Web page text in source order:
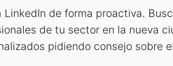
LinkedIn de forma proactiva.
de tu sector en la nueva
pidiendo consejo sobre